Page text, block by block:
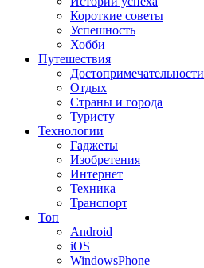
Короткие советы
Успешность
Хобби
Путешествия
Достопримечательности
Отдых
Страны и города
Туристу
Технологии
Гаджеты
Изобретения
Интернет
Техника
Транспорт
Топ
Android
iOS
WindowsPhone